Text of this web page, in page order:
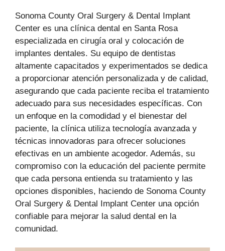
Sonoma County Oral Surgery & Dental Implant
Center es una clínica dental en Santa Rosa
especializada en cirugía oral y colocación de
implantes dentales. Su equipo de dentistas
altamente capacitados y experimentados se dedica
a proporcionar atención personalizada y de calidad,
asegurando que cada paciente reciba el tratamiento
adecuado para sus necesidades específicas. Con
un enfoque en la comodidad y el bienestar del
paciente, la clínica utiliza tecnología avanzada y
técnicas innovadoras para ofrecer soluciones
efectivas en un ambiente acogedor. Además, su
compromiso con la educación del paciente permite
que cada persona entienda su tratamiento y las
opciones disponibles, haciendo de Sonoma County
Oral Surgery & Dental Implant Center una opción
confiable para mejorar la salud dental en la
comunidad.